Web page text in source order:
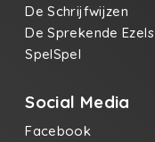
De Schrijfwijzen
De Sprekende Ezels
SpelSpel
Social Media
Facebook